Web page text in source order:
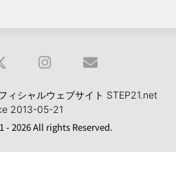
ィシャルウェブサイト STEP21.net
2013-05-21
- 2026 All rights Reserved.